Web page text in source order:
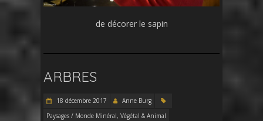
de décorer le sapin
ARBRES
18 décembre 2017
Anne Burg
Paysages / Monde Minéral, Végétal & Animal